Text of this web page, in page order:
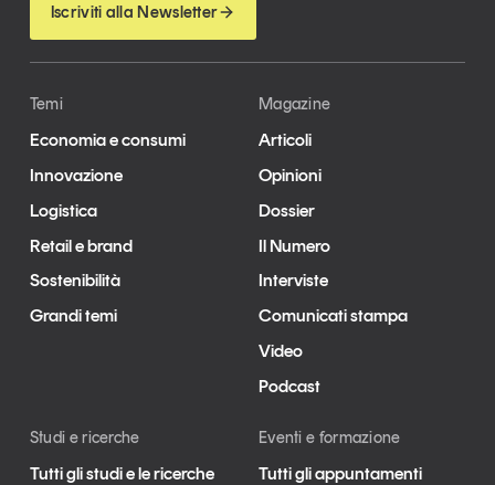
Iscriviti alla Newsletter
Temi
Economia e consumi
Innovazione
Logistica
Retail e brand
Sostenibilità
Grandi temi
Magazine
Articoli
Opinioni
Dossier
Il Numero
Interviste
Comunicati stampa
Video
Podcast
Studi e ricerche
Tutti gli studi e le ricerche
Eventi e formazione
Tutti gli appuntamenti